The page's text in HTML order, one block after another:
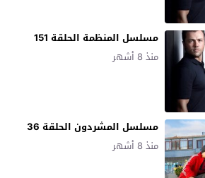
مسلسل المنظمة الحلقة 151
منذ 8 أشهر
مسلسل المشردون الحلقة 36
منذ 8 أشهر